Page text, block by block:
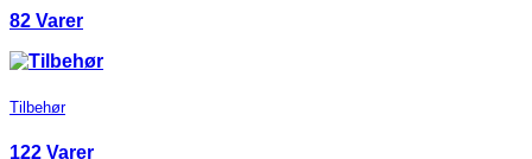
82 Varer
Tilbehør
122 Varer